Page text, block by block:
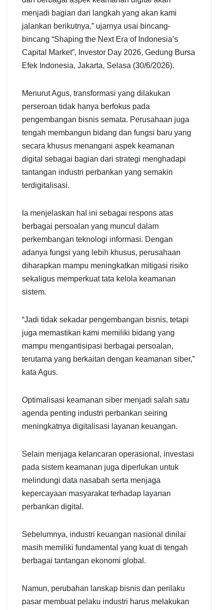
menjadi bagian dari langkah yang akan kami
jalankan berikutnya,” ujarnya usai bincang-
bincang “Shaping the Next Era of Indonesia’s
Capital Market”, Investor Day 2026, Gedung Bursa
Efek Indonesia, Jakarta, Selasa (30/6/2026).
Menurut Agus, transformasi yang dilakukan
perseroan tidak hanya berfokus pada
pengembangan bisnis semata. Perusahaan juga
tengah membangun bidang dan fungsi baru yang
secara khusus menangani aspek keamanan
digital sebagai bagian dari strategi menghadapi
tantangan industri perbankan yang semakin
terdigitalisasi.
Ia menjelaskan hal ini sebagai respons atas
berbagai persoalan yang muncul dalam
perkembangan teknologi informasi. Dengan
adanya fungsi yang lebih khusus, perusahaan
diharapkan mampu meningkatkan mitigasi risiko
sekaligus memperkuat tata kelola keamanan
sistem.
“Jadi tidak sekadar pengembangan bisnis, tetapi
juga memastikan kami memiliki bidang yang
mampu mengantisipasi berbagai persoalan,
terutama yang berkaitan dengan keamanan siber,”
kata Agus.
Optimalisasi keamanan siber menjadi salah satu
agenda penting industri perbankan seiring
meningkatnya digitalisasi layanan keuangan.
Selain menjaga kelancaran operasional, investasi
pada sistem keamanan juga diperlukan untuk
melindungi data nasabah serta menjaga
kepercayaan masyarakat terhadap layanan
perbankan digital.
Sebelumnya, industri keuangan nasional dinilai
masih memiliki fundamental yang kuat di tengah
berbagai tantangan ekonomi global.
Namun, perubahan lanskap bisnis dan perilaku
pasar membuat pelaku industri harus melakukan